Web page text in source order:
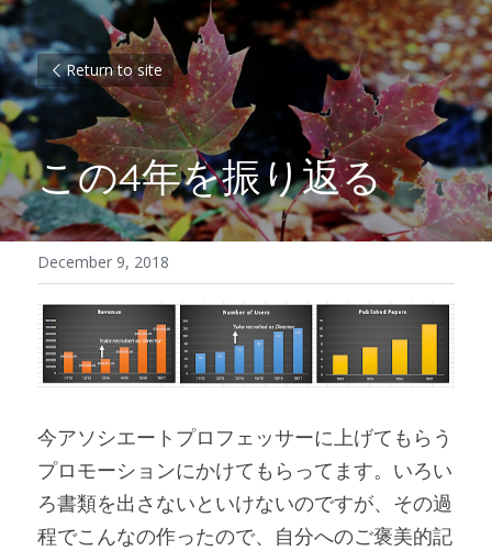
Return to site
この4年を振り返る
December 9, 2018
今アソシエートプロフェッサーに上げてもらう
プロモーションにかけてもらってます。いろい
ろ書類を出さないといけないのですが、その過
程でこんなの作ったので、自分へのご褒美的記